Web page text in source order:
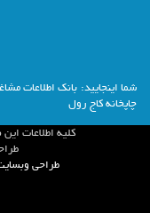
شما اينجاييد: بانك اطلاعات
چاپخانه کاج رول
كليه اطلاعات
طراحی